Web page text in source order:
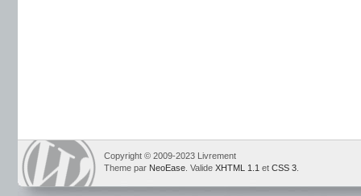
Copyright © 2009-2023 Livrement
Theme par NeoEase . Valide XHTML 1.1 et CSS 3